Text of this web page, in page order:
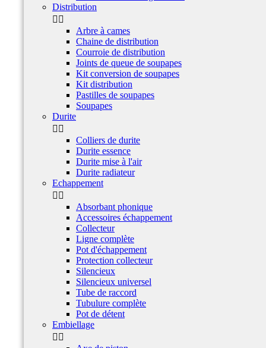
Distribution
 
Arbre à cames
Chaine de distribution
Courroie de distribution
Joints de queue de soupapes
Kit conversion de soupapes
Kit distribution
Pastilles de soupapes
Soupapes
Durite
 
Colliers de durite
Durite essence
Durite mise à l'air
Durite radiateur
Echappement
 
Absorbant phonique
Accessoires échappement
Collecteur
Ligne complète
Pot d'échappement
Protection collecteur
Silencieux
Silencieux universel
Tube de raccord
Tubulure complète
Pot de détent
Embiellage
 